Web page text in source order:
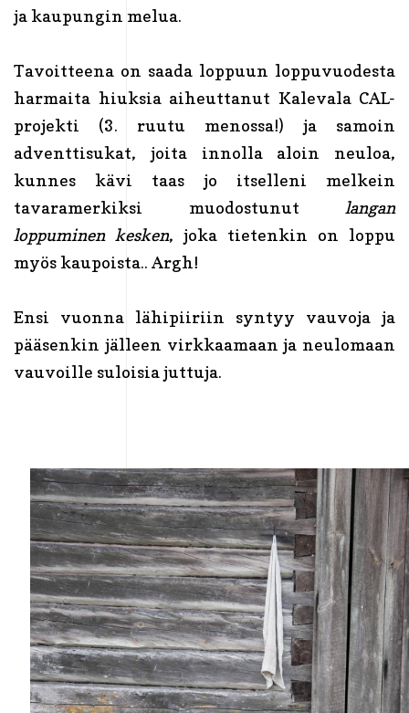
ja kaupungin melua.
Tavoitteena on saada loppuun loppuvuodesta
harmaita hiuksia aiheuttanut Kalevala CAL-
projekti (3. ruutu menossa!) ja samoin
adventtisukat, joita innolla aloin neuloa,
kunnes kävi taas jo itselleni melkein
tavaramerkiksi muodostunut langan
loppuminen kesken, joka tietenkin on loppu
myös kaupoista.. Argh!
Ensi vuonna lähipiiriin syntyy vauvoja ja
pääsenkin jälleen virkkaamaan ja neulomaan
vauvoille suloisia juttuja.